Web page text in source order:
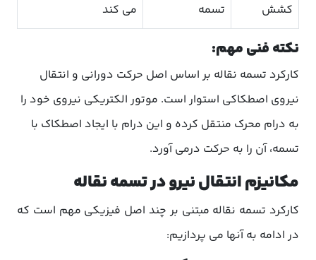
کشش
تسمه
می کند
نکته فنی مهم:
کارکرد تسمه نقاله بر اساس اصل حرکت دورانی و انتقال
نیروی اصطکاکی استوار است. موتور الکتریکی نیروی خود را
به درام محرک منتقل کرده و این درام با ایجاد اصطکاک با
تسمه، آن را به حرکت درمی آورد.
مکانیزم انتقال نیرو در تسمه نقاله
کارکرد تسمه نقاله مبتنی بر چند اصل فیزیکی مهم است که
در ادامه به آنها می پردازیم: